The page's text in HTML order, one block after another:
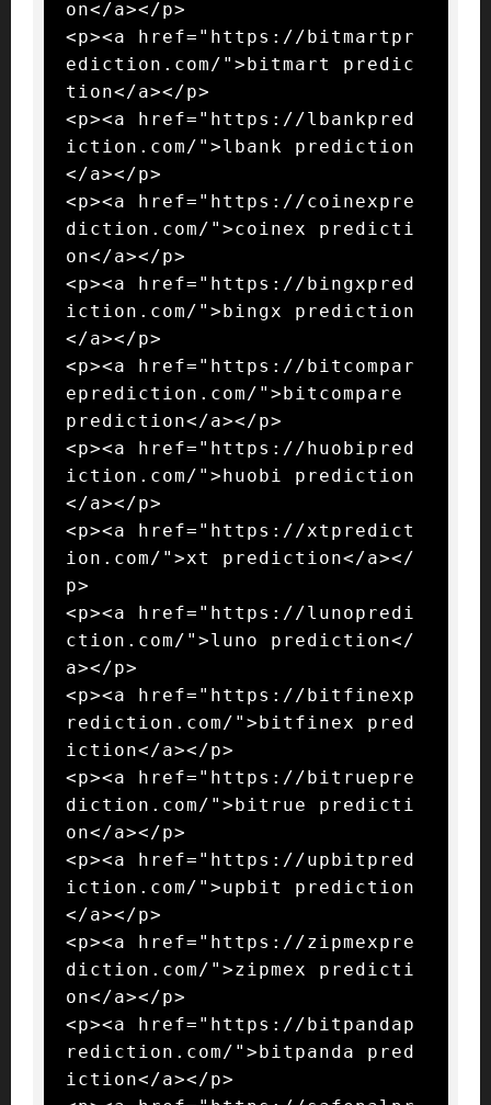
on</a></p>
<p><a href="https://bitmartpr
ediction.com/">bitmart predic
tion</a></p>
<p><a href="https://lbankpred
iction.com/">lbank prediction
</a></p>
<p><a href="https://coinexpre
diction.com/">coinex predicti
on</a></p>
<p><a href="https://bingxpred
iction.com/">bingx prediction
</a></p>
<p><a href="https://bitcompar
eprediction.com/">bitcompare
prediction</a></p>
<p><a href="https://huobipred
iction.com/">huobi prediction
</a></p>
<p><a href="https://xtpredict
ion.com/">xt prediction</a></
p>
<p><a href="https://lunopredi
ction.com/">luno prediction</
a></p>
<p><a href="https://bitfinexp
rediction.com/">bitfinex pred
iction</a></p>
<p><a href="https://bitruepre
diction.com/">bitrue predicti
on</a></p>
<p><a href="https://upbitpred
iction.com/">upbit prediction
</a></p>
<p><a href="https://zipmexpre
diction.com/">zipmex predicti
on</a></p>
<p><a href="https://bitpandap
rediction.com/">bitpanda pred
iction</a></p>